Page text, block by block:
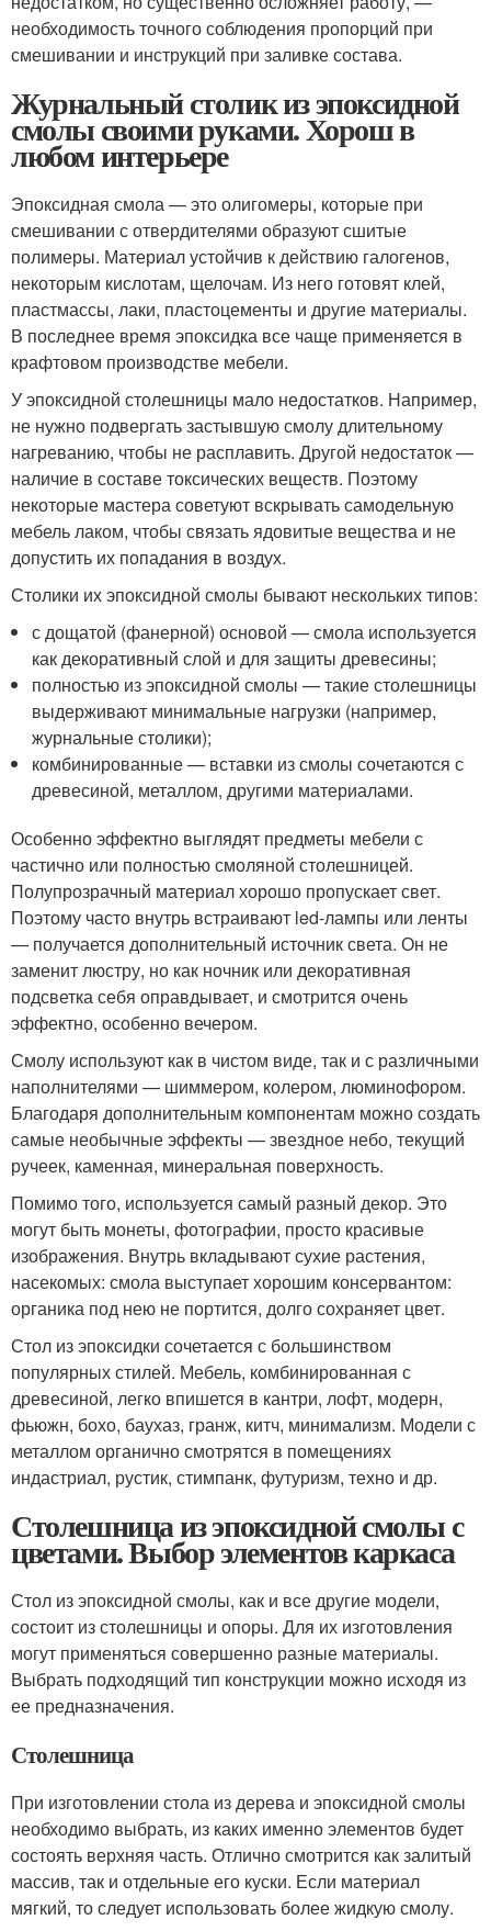
необходимость точного соблюдения пропорций при
смешивании и инструкций при заливке состава.
Журнальный столик из эпоксидной
смолы своими руками. Хорош в
любом интерьере
Эпоксидная смола — это олигомеры, которые при
смешивании с отвердителями образуют сшитые
полимеры. Материал устойчив к действию галогенов,
некоторым кислотам, щелочам. Из него готовят клей,
пластмассы, лаки, пластоцементы и другие материалы.
В последнее время эпоксидка все чаще применяется в
крафтовом производстве мебели.
У эпоксидной столешницы мало недостатков. Например,
не нужно подвергать застывшую смолу длительному
нагреванию, чтобы не расплавить. Другой недостаток —
наличие в составе токсических веществ. Поэтому
некоторые мастера советуют вскрывать самодельную
мебель лаком, чтобы связать ядовитые вещества и не
допустить их попадания в воздух.
Столики их эпоксидной смолы бывают нескольких типов:
с дощатой (фанерной) основой — смола используется
как декоративный слой и для защиты древесины;
полностью из эпоксидной смолы — такие столешницы
выдерживают минимальные нагрузки (например,
журнальные столики);
комбинированные — вставки из смолы сочетаются с
древесиной, металлом, другими материалами.
Особенно эффектно выглядят предметы мебели с
частично или полностью смоляной столешницей.
Полупрозрачный материал хорошо пропускает свет.
Поэтому часто внутрь встраивают led-лампы или ленты
— получается дополнительный источник света. Он не
заменит люстру, но как ночник или декоративная
подсветка себя оправдывает, и смотрится очень
эффектно, особенно вечером.
Смолу используют как в чистом виде, так и с различными
наполнителями — шиммером, колером, люминофором.
Благодаря дополнительным компонентам можно создать
самые необычные эффекты — звездное небо, текущий
ручеек, каменная, минеральная поверхность.
Помимо того, используется самый разный декор. Это
могут быть монеты, фотографии, просто красивые
изображения. Внутрь вкладывают сухие растения,
насекомых: смола выступает хорошим консервантом:
органика под нею не портится, долго сохраняет цвет.
Стол из эпоксидки сочетается с большинством
популярных стилей. Мебель, комбинированная с
древесиной, легко впишется в кантри, лофт, модерн,
фьюжн, бохо, баухаз, гранж, китч, минимализм. Модели с
металлом органично смотрятся в помещениях
индастриал, рустик, стимпанк, футуризм, техно и др.
Столешница из эпоксидной смолы с
цветами. Выбор элементов каркаса
Стол из эпоксидной смолы, как и все другие модели,
состоит из столешницы и опоры. Для их изготовления
могут применяться совершенно разные материалы.
Выбрать подходящий тип конструкции можно исходя из
ее предназначения.
Столешница
При изготовлении стола из дерева и эпоксидной смолы
необходимо выбрать, из каких именно элементов будет
состоять верхняя часть. Отлично смотрится как залитый
массив, так и отдельные его куски. Если материал
мягкий, то следует использовать более жидкую смолу.